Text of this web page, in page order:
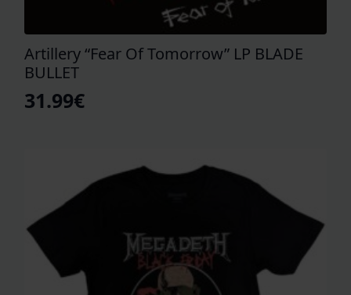
Artillery “Fear Of Tomorrow” LP BLADE
BULLET
31.99€